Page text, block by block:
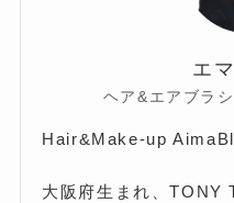
エ
ヘア&エアブラ
Hair&Make-up
大阪府生まれ、TONY